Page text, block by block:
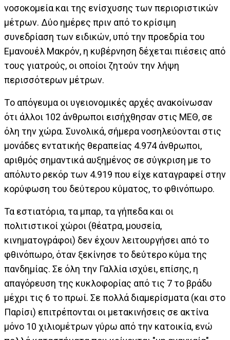
νοσοκομεία και της ενίσχυσης των περιοριστικών
μέτρων. Δύο ημέρες πριν από το κρίσιμη
συνεδρίαση των ειδικών, υπό την προεδρία του
Εμανουέλ Μακρόν, η κυβέρνηση δέχεται πιέσεις από
τους γιατρούς, οι οποίοι ζητούν την λήψη
περισσότερων μέτρων.
Tο απόγευμα οι υγειονομικές αρχές ανακοίνωσαν
ότι άλλοι 102 άνθρωποι εισήχθησαν στις ΜΕΘ, σε
όλη την χώρα. Συνολικά, σήμερα νοσηλεύονται στις
μονάδες εντατικής θεραπείας 4.974 άνθρωποι,
αριθμός σημαντικά αυξημένος σε σύγκριση με το
απόλυτο ρεκόρ των 4.919 που είχε καταγραφεί στην
κορύφωση του δεύτερου κύματος, το φθινόπωρο.
Τα εστιατόρια, τα μπαρ, τα γήπεδα και οι
πολιτιστικοί χώροι (θέατρα, μουσεία,
κινηματογράφοι) δεν έχουν λειτουργήσει από το
φθινόπωρο, όταν ξεκίνησε το δεύτερο κύμα της
πανδημίας. Σε όλη την Γαλλία ισχύει, επίσης, η
απαγόρευση της κυκλοφορίας από τις 7 το βράδυ
μέχρι τις 6 το πρωί. Σε πολλά διαμερίσματα (και στο
Παρίσι) επιτρέπονται οι μετακινήσεις σε ακτίνα
μόνο 10 χιλιομέτρων γύρω από την κατοικία, ενώ